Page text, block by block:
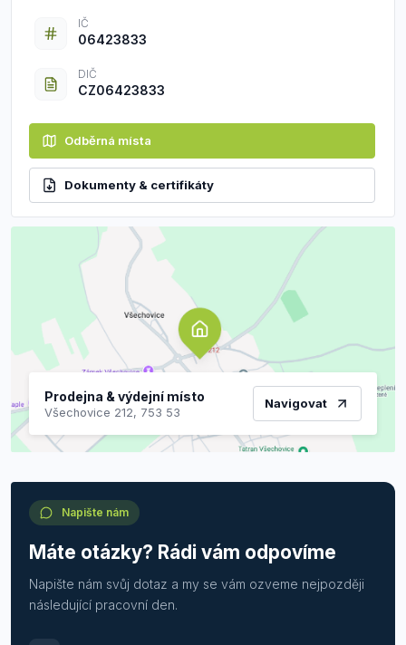
IČ
06423833
DIČ
CZ06423833
Odběrná místa
Dokumenty & certifikáty
Prodejna & výdejní místo
Všechovice 212, 753 53
Navigovat
Napište nám
Máte otázky? Rádi vám odpovíme
Napište nám svůj dotaz a my se vám ozveme nejpozději
následující pracovní den.